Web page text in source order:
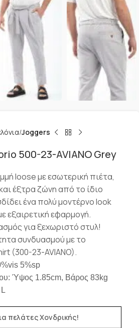
Joggers
500-23-AVIANO Grey
loose με εσωτερική πιέτα,
έξτρα ζώνη από το ίδιο
ένα πολύ μοντέρνο look
εξαιρετική εφαρμογή.
για ξεχωριστό στυλ!
συνδυασμού με το
(300-23-AVIANO).
5%sp
Ύψος 1.85cm, Βάρος 83kg
πελάτες Χονδρικής!